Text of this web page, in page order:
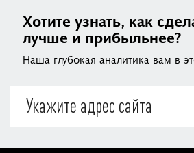
Хотите узнать, как
лучше и прибыльнее?
Наша глубокая аналитика вам в